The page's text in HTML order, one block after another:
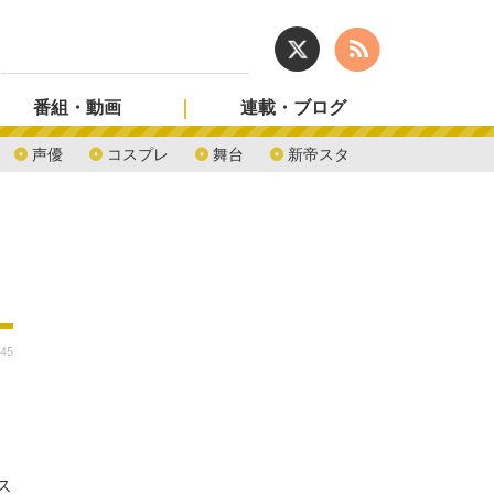
声優 コスプレ 舞台 新帝スタ
番組・動画 連載・ブログ